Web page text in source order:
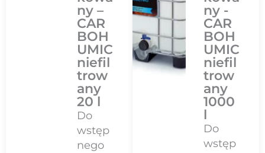
ny –
CAR
BOH
UMIC
niefil
trow
any
20 l
Do
wstęp
nego
ny -
CAR
BOH
UMIC
niefil
trow
any
1000
l
Do
wstęp